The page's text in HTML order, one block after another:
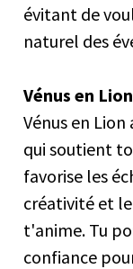
évitant de
naturel des
Vénus en
Vénus en
qui soutient
favorise les
créativité et
t'anime. Tu
confiance